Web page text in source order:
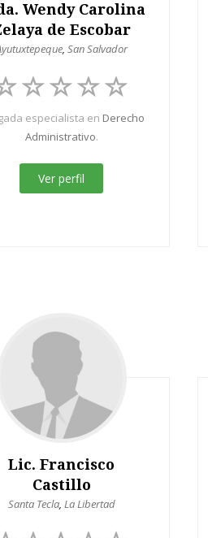
Wendy Carolina
de Escobar
, San Salvador
especialista en Derecho
Administrativo.
Ver perfil
Lic. Francisco
Castillo
Santa Tecla, La Libertad